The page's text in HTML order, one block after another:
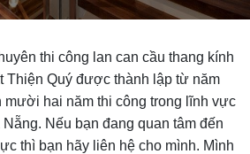
thi công lan can cầu thang kính
Thiện Quý được thành lập từ năm
mười hai năm thi công trong lĩnh vực
Nếu bạn đang quan tâm đến
thì bạn hãy liên hệ cho mình. Mình